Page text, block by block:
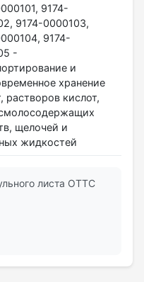
9174-
9174-0000103,
9174-
-
и
хранение
растворов кислот,
щелочей и
жидкостей
листа ОТТС